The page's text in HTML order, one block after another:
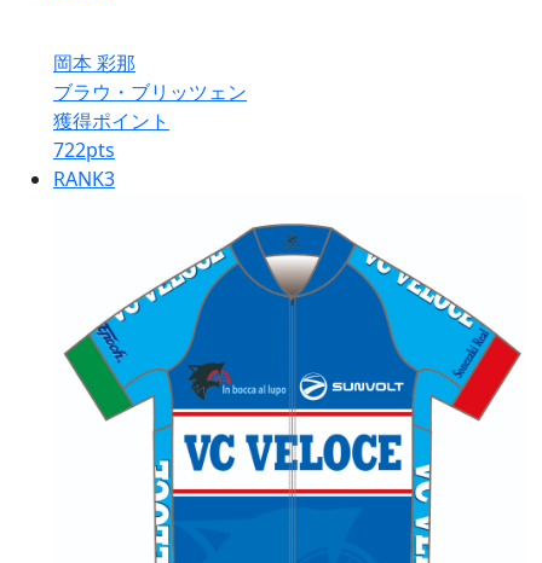
岡本 彩那
ブラウ・ブリッツェン
獲得ポイント
722pts
RANK3